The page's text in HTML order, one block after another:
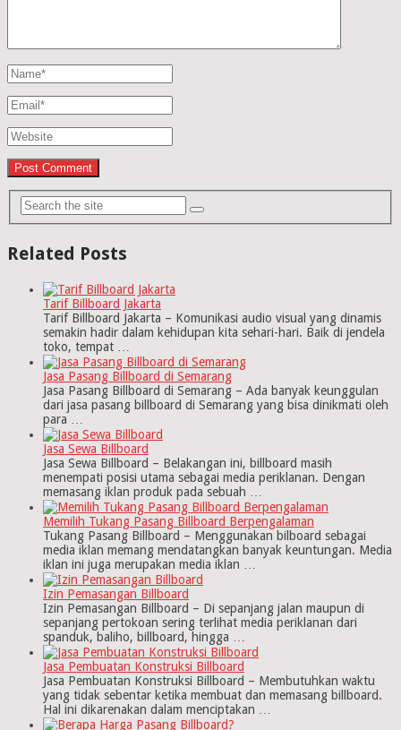
Related Posts
Tarif Billboard Jakarta
Tarif Billboard Jakarta – Komunikasi audio visual yang dinamis
semakin hadir dalam kehidupan kita sehari-hari. Baik di jendela
toko, tempat …
Jasa Pasang Billboard di Semarang
Jasa Pasang Billboard di Semarang – Ada banyak keunggulan
dari jasa pasang billboard di Semarang yang bisa dinikmati oleh
para …
Jasa Sewa Billboard
Jasa Sewa Billboard – Belakangan ini, billboard masih
menempati posisi utama sebagai media periklanan. Dengan
memasang iklan produk pada sebuah …
Memilih Tukang Pasang Billboard Berpengalaman
Tukang Pasang Billboard – Menggunakan bilboard sebagai
media iklan memang mendatangkan banyak keuntungan. Media
iklan ini juga merupakan media iklan …
Izin Pemasangan Billboard
Izin Pemasangan Billboard – Di sepanjang jalan maupun di
sepanjang pertokoan sering terlihat media periklanan dari
spanduk, baliho, billboard, hingga …
Jasa Pembuatan Konstruksi Billboard
Jasa Pembuatan Konstruksi Billboard – Membutuhkan waktu
yang tidak sebentar ketika membuat dan memasang billboard.
Hal ini dikarenakan dalam menciptakan …